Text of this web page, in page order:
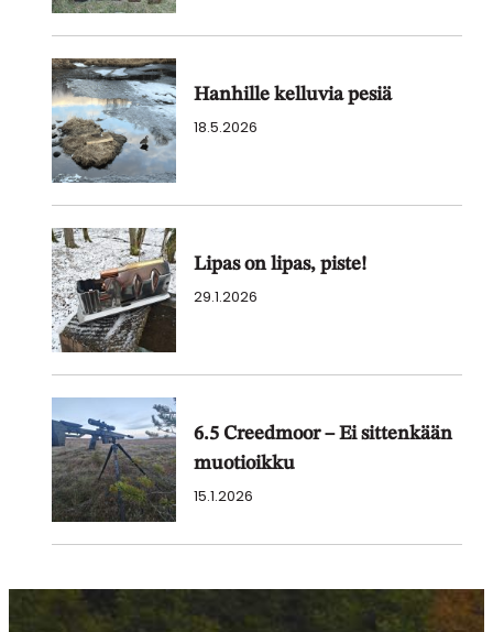
Hanhille kelluvia pesiä
18.5.2026
Lipas on lipas, piste!
29.1.2026
6.5 Creedmoor – Ei sittenkään
muotioikku
15.1.2026